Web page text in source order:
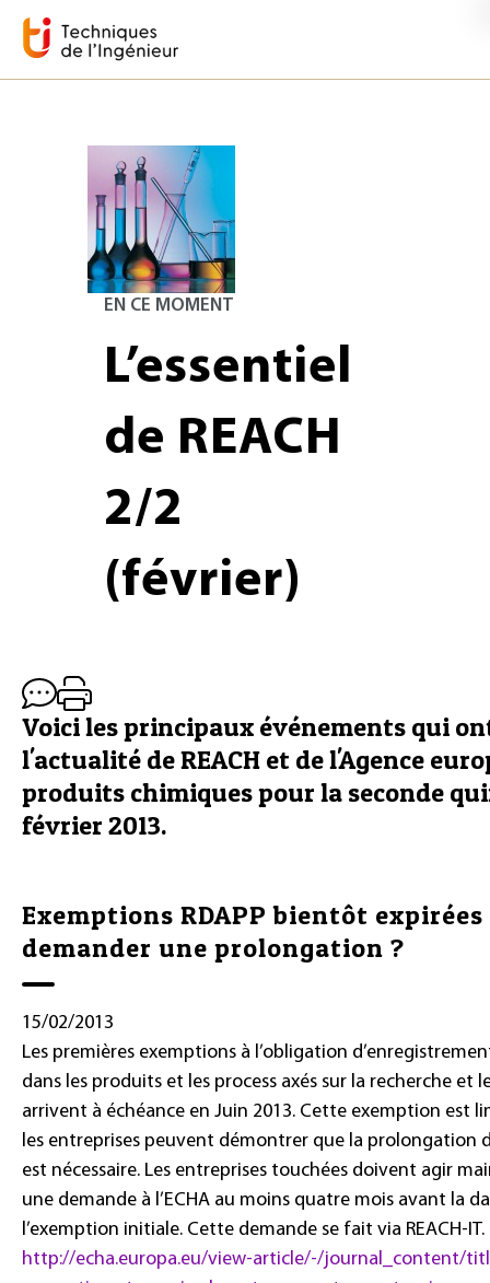
EN CE MOMENT
L’essentiel
de REACH
2/2
(février)
Voici les principaux événements qui
l'actualité de REACH et de l'Agence
produits chimiques pour la seconde
février 2013.
Exemptions RDAPP bientôt
demander une prolongation ?
15/02/2013
Les premières exemptions à l’obligation
dans les produits et les process axés sur la recherche et
arrivent à échéance en Juin 2013. Cette exemption est
les entreprises peuvent démontrer que la prolongation
est nécessaire. Les entreprises touchées doivent agir
une demande à l’ECHA au moins quatre mois avant la
l’exemption initiale. Cette demande se fait via REACH-
http://echa.europa.eu/view-article/-/journal_content/